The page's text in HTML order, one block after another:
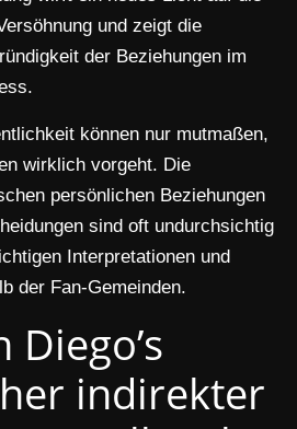
und zeigt die
der Beziehungen im
können nur mutmaßen,
wirklich vorgeht. Die
persönlichen Beziehungen
sind oft undurchsichtig
Interpretationen und
der Fan-Gemeinden.
Diego’s
indirekter